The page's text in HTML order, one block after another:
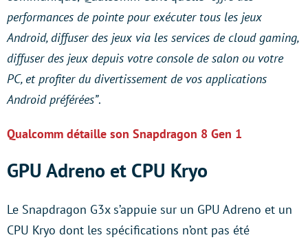
performances de pointe pour exécuter tous les jeux
Android, diffuser des jeux via les services de cloud gaming,
diffuser des jeux depuis votre console de salon ou votre
PC, et profiter du divertissement de vos applications
Android préférées”.
Qualcomm détaille son Snapdragon 8 Gen 1
GPU Adreno et CPU Kryo
Le Snapdragon G3x s’appuie sur un GPU Adreno et un
CPU Kryo dont les spécifications n’ont pas été